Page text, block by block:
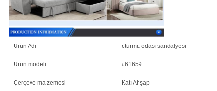
Ürün Adı oturma odası sandalyesi
Ürün modeli #61659
Çerçeve malzemesi Katı Ahşap